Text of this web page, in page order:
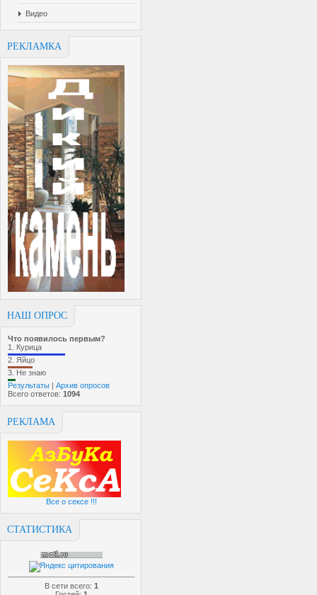
Видео
РЕКЛАМКА
НАШ ОПРОС
Что появилось первым?
1. Курица
2. Яйцо
3. Не знаю
Результаты | Архив опросов
Всего ответов: 1094
РЕКЛАМА
Все о сексе !!!
СТАТИСТИКА
В сети всего: 1